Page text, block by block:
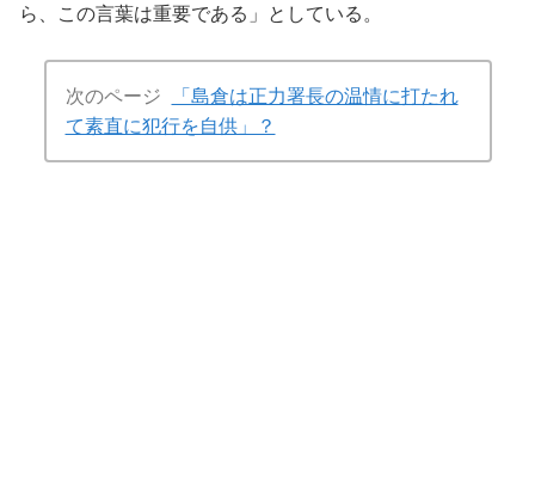
ら、この言葉は重要である」としている。
次のページ
「島倉は正力署長の温情に打たれ
て素直に犯行を自供」？